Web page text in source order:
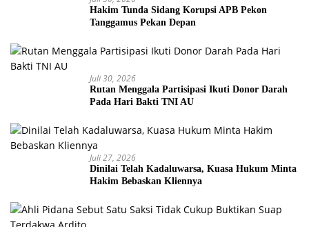
Hakim Tunda Sidang Korupsi APB Pekon
Tanggamus Pekan Depan
Juli 30, 2026
Rutan Menggala Partisipasi Ikuti Donor Darah
Pada Hari Bakti TNI AU
Juli 27, 2026
Dinilai Telah Kadaluwarsa, Kuasa Hukum Minta
Hakim Bebaskan Kliennya